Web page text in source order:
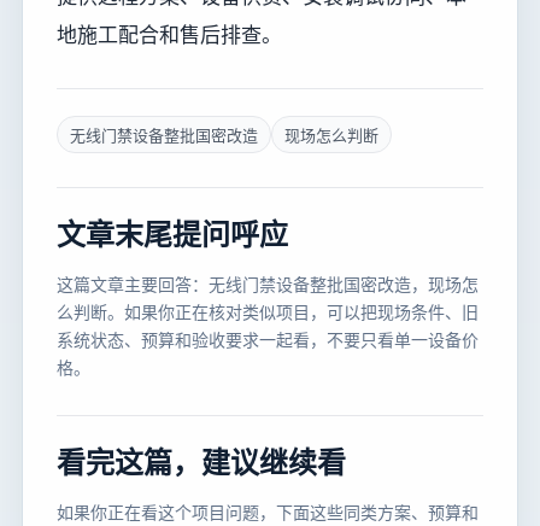
地施工配合和售后排查。
无线门禁设备整批国密改造 现场怎么判断
文章末尾提问呼应
这篇文章主要回答：无线门禁设备整批国密改造，现场怎
么判断。如果你正在核对类似项目，可以把现场条件、旧
系统状态、预算和验收要求一起看，不要只看单一设备价
格。
看完这篇，建议继续看
如果你正在看这个项目问题，下面这些同类方案、预算和